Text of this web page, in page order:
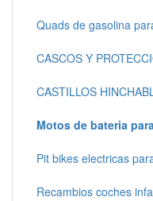
Quads de gasolina
CASCOS Y
CASTILLOS
Motos de bateria
Pit bikes electricas
Recambios coches